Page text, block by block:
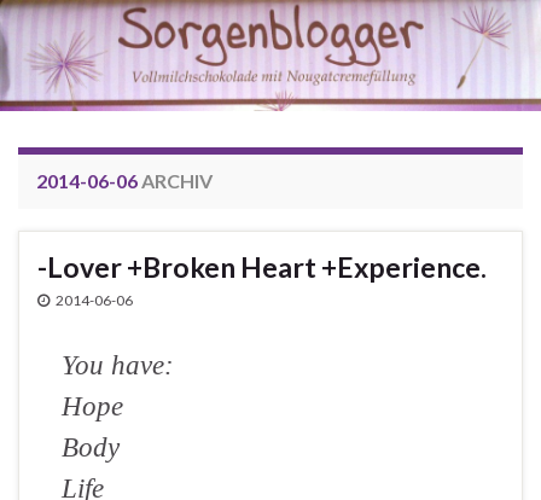
2014-06-06ARCHIV
-Lover +Broken Heart +Experience.
2014-06-06
You have:
Hope
Body
Life